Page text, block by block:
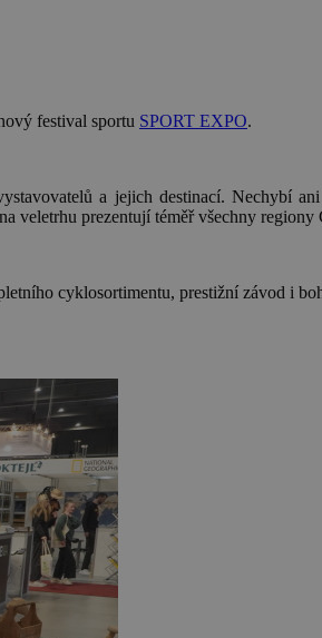
festival sportu SPORT EXPO.
a jejich destinací. Nechybí
veletrhu prezentují téměř všechny regiony
cyklosortimentu, prestižní závod i